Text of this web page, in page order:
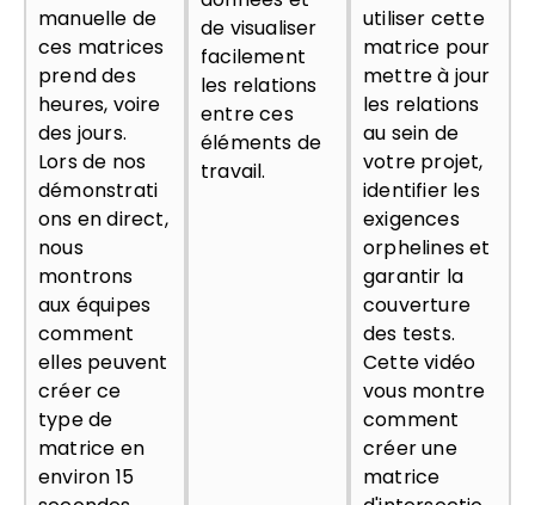
manuelle de
ces matrices
prend des
heures, voire
des jours.
Lors de nos
démonstrati
ons en direct,
nous
montrons
aux équipes
comment
elles peuvent
créer ce
type de
matrice en
environ 15
de visualiser
facilement
les relations
entre ces
éléments de
travail.
utiliser cette
matrice pour
mettre à jour
les relations
au sein de
votre projet,
identifier les
exigences
orphelines et
garantir la
couverture
des tests.
Cette vidéo
vous montre
comment
créer une
matrice